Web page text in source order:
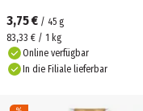
3,75 € / 45 g
83,33 € / 1 kg
Online verfügbar
In die Filiale lieferbar